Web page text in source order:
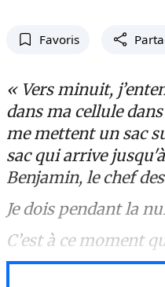
Favoris
« Vers minuit,
dans ma cellule
me mettent un sac
sac qui arrive
Benjamin, le chef
Je dois pendant la
C’est à ce moment